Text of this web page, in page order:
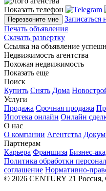
Показать телефон
Перезвоните мне
Записаться
Печать объявления
Скачать развертку
Ссылка на объявление
Недвижимость агентства
Похожая недвижимость
Показать еще
Поиск
Купить Снять Дома
Услуги
Продажа Срочная продажа
Ипотека онлайн Онлайн
О нас
О компании Агентства
Партнерам
Карьера Франшиза Бизнес-
Политика обработки
соглашение Нормативно-
© 2026 CENTURY 21